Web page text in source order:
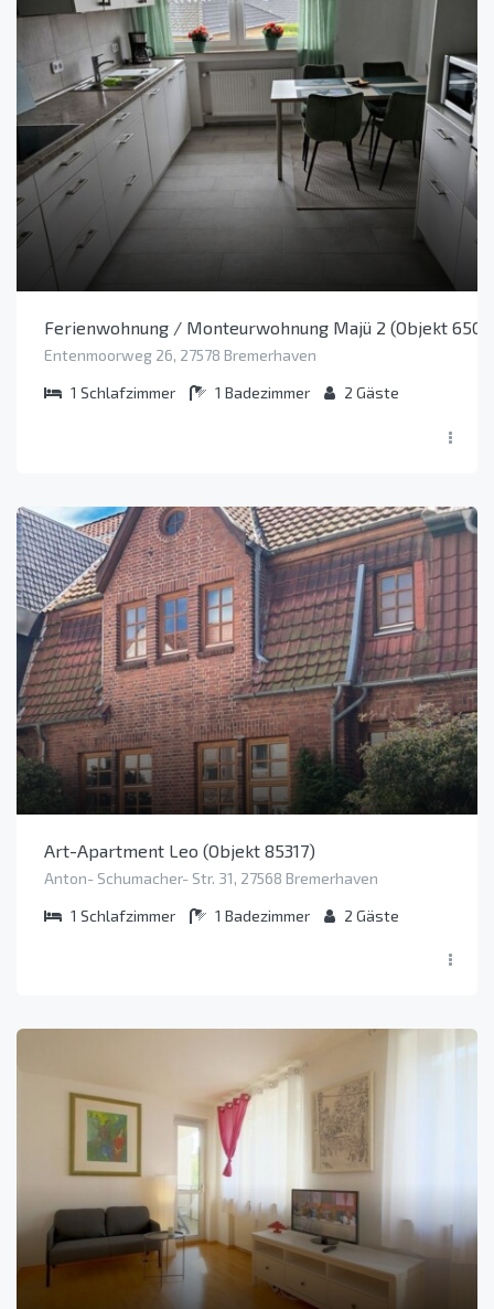
Ferienwohnung / Monteurwohnung Majü 2 (Objekt
Entenmoorweg 26, 27578 Bremerhaven
1 Schlafzimmer 1 Badezimmer 2 Gäste
Art-Apartment Leo (Objekt 85317)
Anton- Schumacher- Str. 31, 27568 Bremerhaven
1 Schlafzimmer 1 Badezimmer 2 Gäste